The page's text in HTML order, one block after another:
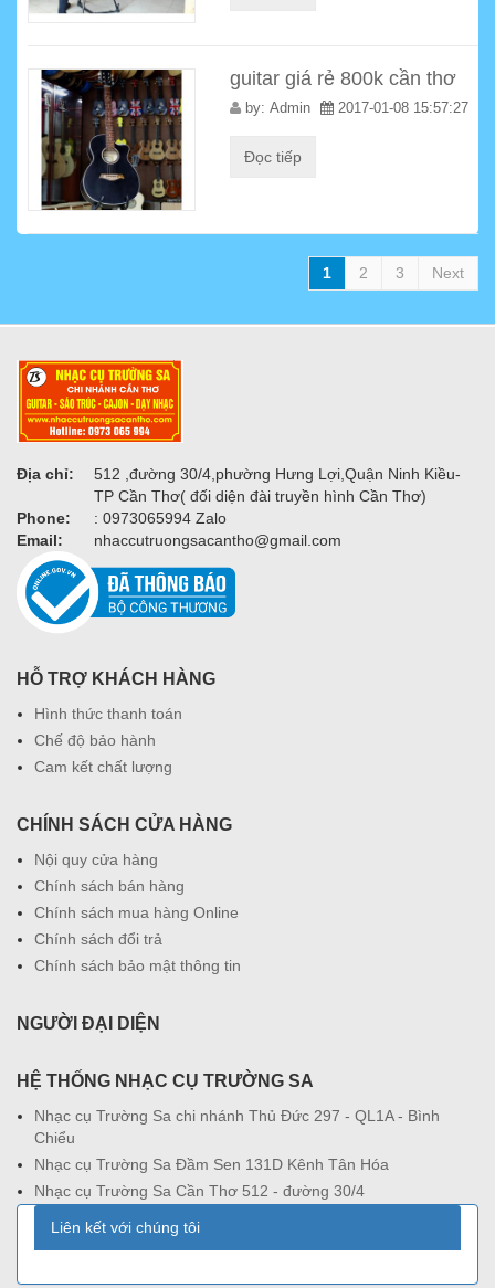
guitar giá rẻ 800k cần thơ
by: Admin 2017-01-08 15:57:27
Đọc tiếp
1 2 3 Next
Địa chỉ:
512 ,đường 30/4,phường Hưng Lợi,Quận Ninh Kiều-
TP Cần Thơ( đối diện đài truyền hình Cần Thơ)
Phone:
: 0973065994 Zalo
Email:
nhaccutruongsacantho@gmail.com
HỖ TRỢ KHÁCH HÀNG
Hình thức thanh toán
Chế độ bảo hành
Cam kết chất lượng
CHÍNH SÁCH CỬA HÀNG
Nội quy cửa hàng
Chính sách bán hàng
Chính sách mua hàng Online
Chính sách đổi trả
Chính sách bảo mật thông tin
NGƯỜI ĐẠI DIỆN
HỆ THỐNG NHẠC CỤ TRƯỜNG SA
Nhạc cụ Trường Sa chi nhánh Thủ Đức 297 - QL1A - Bình
Chiểu
Nhạc cụ Trường Sa Đầm Sen 131D Kênh Tân Hóa
Nhạc cụ Trường Sa Cần Thơ 512 - đường 30/4
Liên kết với chúng tôi